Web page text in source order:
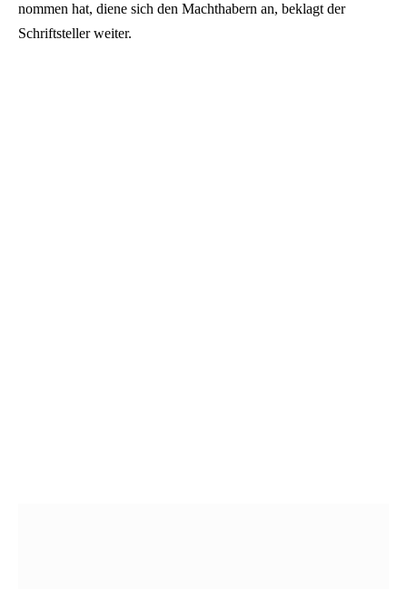
nommen hat, diene sich den Machthabern an, beklagt der
Schriftsteller weiter.